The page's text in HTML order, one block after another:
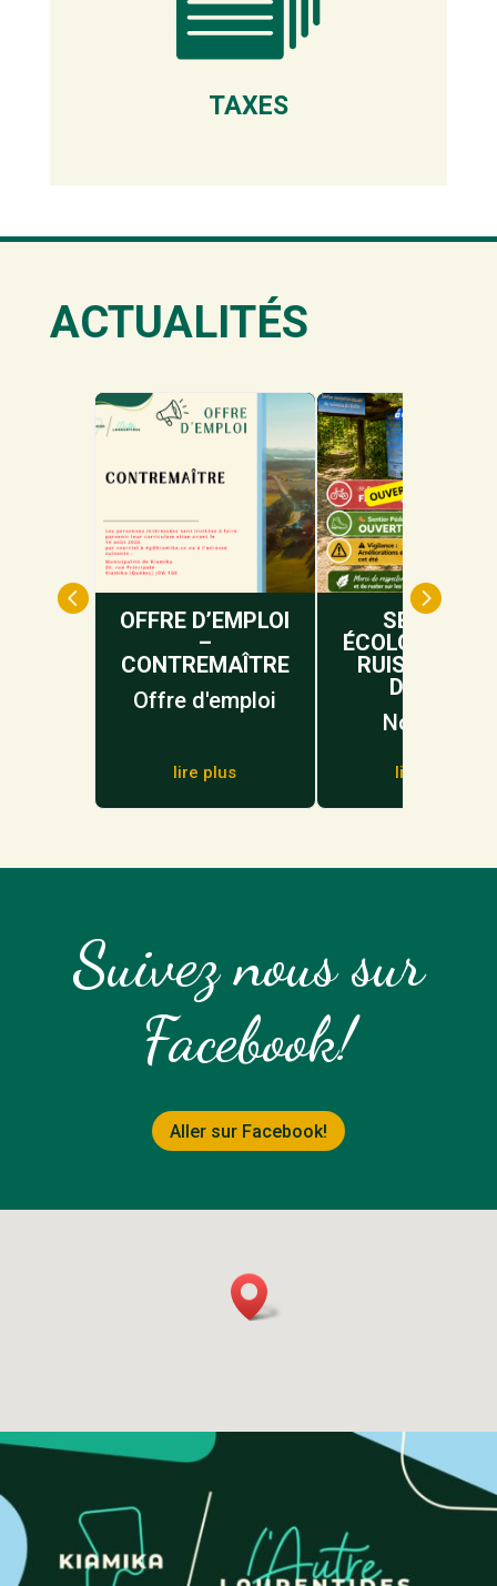
TAXES
ACTUALITÉS

OFFRE D’EMPLOI
–
CONTREMAÎTRE
Offre d'emploi
lire plus
SENTIER
ÉCOLOGIQUE
RUISSEAU DU
DIABLE
Nouvelle
lire plus

Suivez nous sur
Facebook!
Aller sur Facebook!